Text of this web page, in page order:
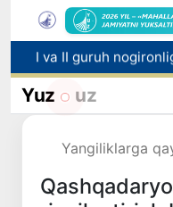
Yuz uz
Yangiliklarga